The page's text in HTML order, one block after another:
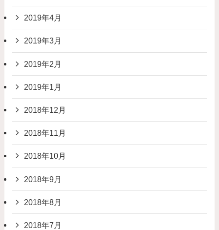
2019年4月
2019年3月
2019年2月
2019年1月
2018年12月
2018年11月
2018年10月
2018年9月
2018年8月
2018年7月